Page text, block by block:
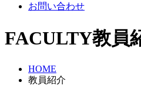
お問い合わせ
FACULTY教員
HOME
教員紹介